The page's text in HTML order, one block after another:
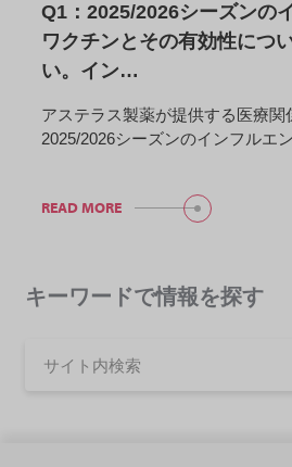
Q1：2025/2026シーズンの
ワクチンとその有効性につ
い。イン…
アステラス製薬が提供する医療関
2025/2026シーズンのインフルエ
READ MORE
キーワードで情報を探す